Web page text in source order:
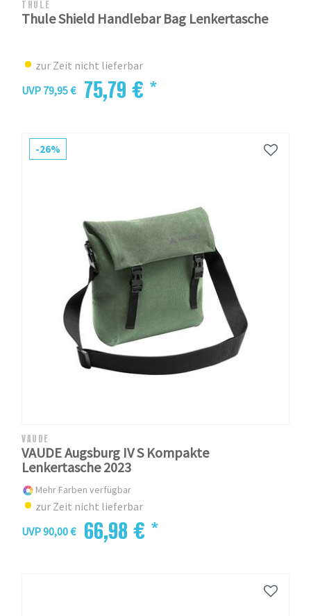
THULE
Thule Shield Handlebar Bag Lenkertasche
zur Zeit nicht lieferbar
UVP 79,95 €
75,79 € *
-26%
VAUDE
VAUDE Augsburg IV S Kompakte
Lenkertasche 2023
Mehr Farben verfügbar
zur Zeit nicht lieferbar
UVP 90,00 €
66,98 € *